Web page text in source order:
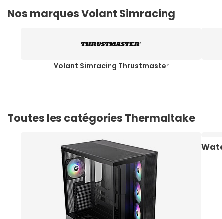
Nos marques Volant Simracing
Volant Simracing Thrustmaster
Toutes les catégories Thermaltake